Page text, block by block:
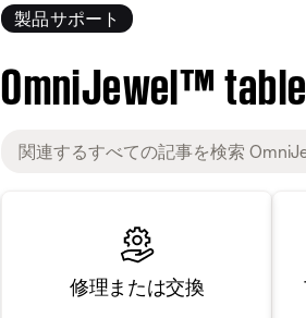
製品サポート
OmniJewel™
修理または交換